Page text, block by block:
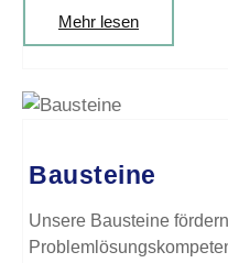
Mehr lesen
Bausteine
Unsere Bausteine